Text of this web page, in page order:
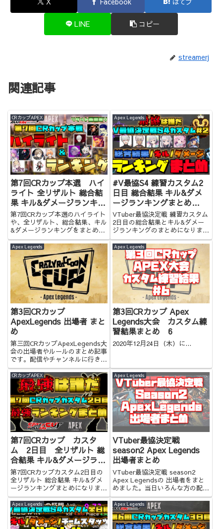
LINE コピー
streamerj
関連記事
CRカップAPEX
第7回CRカップ本選 ハイ
ライト 全リザルト 総合結
果 キル&ダメージランキン
グまとめ
第7回CRカップ本選のハイライト
や、全リザルト、総合結果、キル
&ダメージランキングをまとめま
した。見れなかった方はぜひ！
Apex Legends
#V最協S4 練習カスタム2
日目 総合結果 キル&ダメ
ージランキングまとめ
【VTuber最協決定戦】
VTuber最協決定戦 練習カスタム
2日目の総合結果とキル&ダメー
ジランキングのまとめになりま
す。お時間のない方はぜひ！
Apex Legends
第3回CRカップ
ApexLegends 出場者 まと
め
第三回CRカップApexLegends大
会の出場者やルールのまとめ記事
です。配信やチャンネルに行き来
しやすいような記事です。
Apex Legends
第3回CRカップ Apex
Legends大会 カスタム練
習結果まとめ 6
2020年12月24日（木）に...
CRカップAPEX
第7回CRカップ カスタ
ム 2日目 全リザルト 総
合結果 キル&ダメージラン
キングまとめ
第7回CRカップカスタム2日目の
全リザルト 総合結果 キル&ダメ
ージランキングまとめになりま
す。お時間のない方はぜひ。
Apex Legends
VTuber最協決定戦
season2 Apex Legends
出場者まとめ
VTuber最協決定戦 season2
Apex Legendsの 出場者をまと
めました。当日いろんな方の配信
を行ったり来たりするのに便利で
す！
Apex Legends Apex Legends